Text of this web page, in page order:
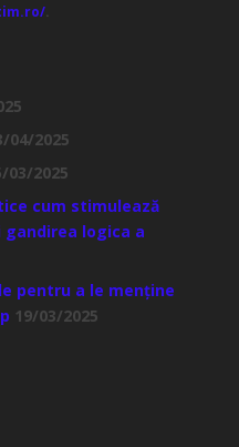
.
04/2025
03/2025
cum stimulează
logica a
pentru a le menține
19/03/2025